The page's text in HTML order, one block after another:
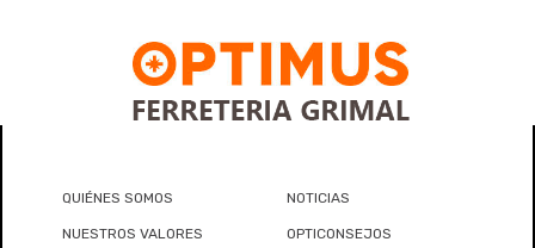
QUIÉNES SOMOS NOTICIAS
NUESTROS VALORES OPTICONSEJOS